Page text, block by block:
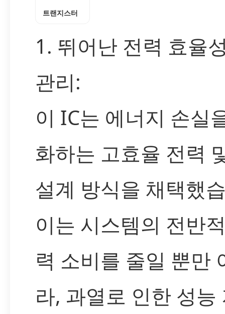
트랜지스터
1. 뛰어난 전력 효율
관리:
이 IC는 에너지 손실
화하는 고효율 전력
설계 방식을 채택했
이는 시스템의 전반
력 소비를 줄일 뿐만
라, 과열로 인한 성능